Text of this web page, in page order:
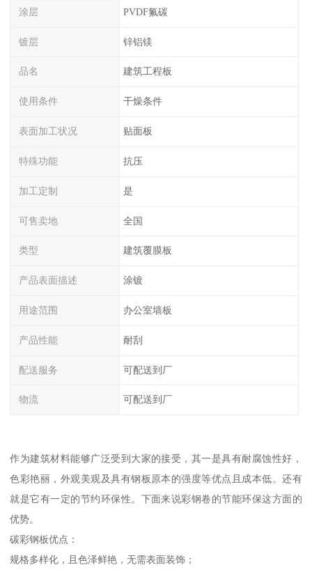
涂层 PVDF氟碳
镀层 锌铝镁
品名 建筑工程板
使用条件 干燥条件
表面加工状况 贴面板
特殊功能 抗压
加工定制 是
可售卖地 全国
类型 建筑覆膜板
产品表面描述 涂镀
用途范围 办公室墙板
产品性能 耐刮
配送服务 可配送到厂
物流 可配送到厂
作为建筑材料能够广泛受到大家的接受，其一是具有耐腐蚀性好，
色彩艳丽，外观美观及具有钢板原本的强度等优点且成本低。还有
就是它有一定的节约环保性。下面来说彩钢卷的节能环保这方面的
优势。
碳彩钢板优点：
规格多样化，且色泽鲜艳，无需表面装饰；